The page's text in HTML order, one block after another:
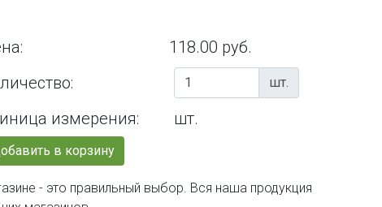
118.00 руб.
шт.
измерения: шт.
в корзину
- это правильный выбор. Вся наша продукция